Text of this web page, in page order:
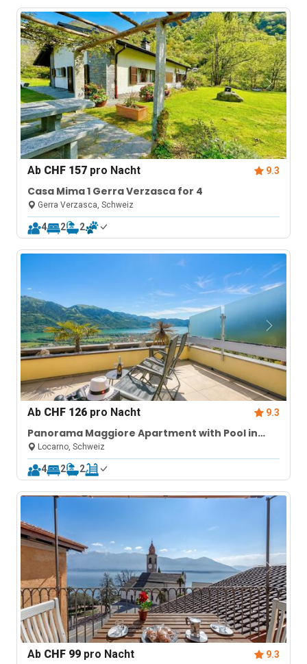
Ab CHF 157 pro Nacht 9.3
Casa Mima 1 Gerra Verzasca for 4
Gerra Verzasca, Schweiz
4 2 2
Ab CHF 126 pro Nacht 9.3
Panorama Maggiore Apartment with Pool in
Locarno
Locarno, Schweiz
4 2 2
Ab CHF 99 pro Nacht 9.3